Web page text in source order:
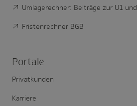
Umlagerechner: Beiträge zur U1
Fristenrechner BGB
Portale
Privatkunden
Karriere